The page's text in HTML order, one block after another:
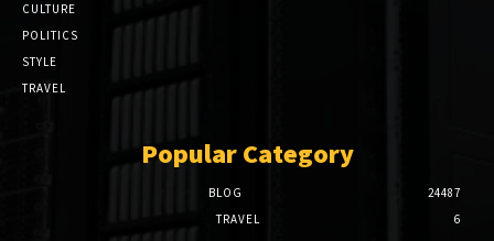
CULTURE
POLITICS
STYLE
TRAVEL
Popular Category
BLOG
24487
TRAVEL
6